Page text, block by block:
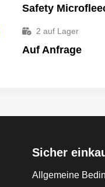
Safety
2 auf Lager
Auf Anfrage
Sicher
Allgemeine